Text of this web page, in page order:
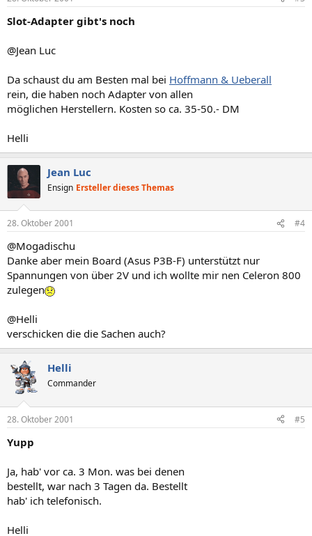
Slot-Adapter gibt's noch
@Jean Luc
Da schaust du am Besten mal bei Hoffmann & Ueberall
rein, die haben noch Adapter von allen
möglichen Herstellern. Kosten so ca. 35-50.- DM
Helli
Jean Luc
Ensign Ersteller dieses Themas
28. Oktober 2001 #4
@Mogadischu
Danke aber mein Board (Asus P3B-F) unterstützt nur
Spannungen von über 2V und ich wollte mir nen Celeron 800
zulegen
@Helli
verschicken die die Sachen auch?
Helli
Commander
28. Oktober 2001 #5
Yupp
Ja, hab' vor ca. 3 Mon. was bei denen
bestellt, war nach 3 Tagen da. Bestellt
hab' ich telefonisch.
Helli